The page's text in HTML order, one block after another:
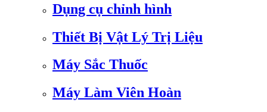
Dụng cụ chỉnh hình
Thiết Bị Vật Lý Trị Liệu
Máy Sắc Thuốc
Máy Làm Viên Hoàn